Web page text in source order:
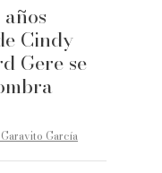
Cindy
Gere se
García